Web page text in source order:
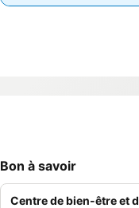
Bon à savoir
Centre de bien-être et